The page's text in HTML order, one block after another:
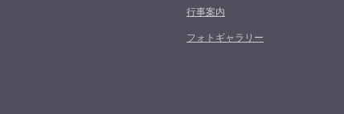
行事案内
フォトギャラリー